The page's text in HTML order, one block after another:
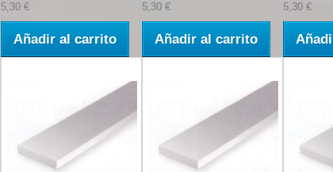
5,30 €
Añadir al carrito
5,30 €
Añadir al carrito
5,30 €